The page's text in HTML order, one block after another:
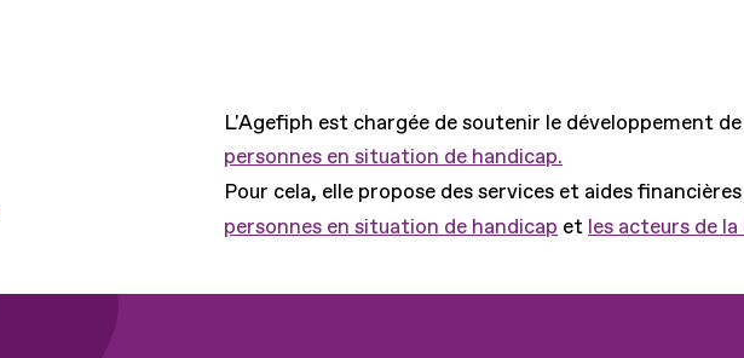
L'Agefiph est chargée de soutenir le développement
personnes en situation de handicap.
Pour cela, elle propose des services et aides
personnes en situation de handicap et les acteurs de